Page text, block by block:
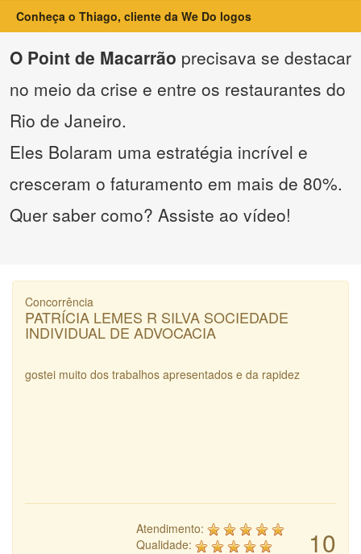
Conheça o Thiago, cliente da We Do logos
O Point de Macarrão precisava se destacar
no meio da crise e entre os restaurantes do
Rio de Janeiro.
Eles Bolaram uma estratégia incrível e
cresceram o faturamento em mais de 80%.
Quer saber como? Assiste ao vídeo!
Concorrência
PATRÍCIA LEMES R SILVA SOCIEDADE
INDIVIDUAL DE ADVOCACIA
gostei muito dos trabalhos apresentados e da rapidez
10
Atendimento:
Qualidade: